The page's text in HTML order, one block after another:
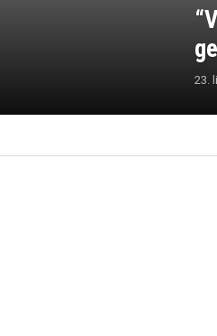
23.